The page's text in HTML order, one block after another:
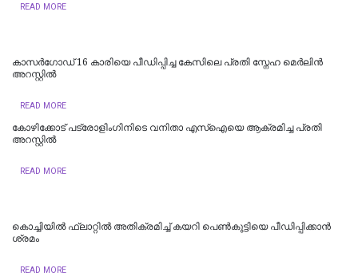
READ MORE
കാസർഗോഡ് 16 കാരിയെ പീഡിപ്പിച്ച കേസിലെ പ്രതി സ്നേഹ മെർലിൻ
അറസ്റ്റിൽ
READ MORE
കോഴിക്കോട് പട്രോളിംഗിനിടെ വനിതാ എസ്ഐയെ ആക്രമിച്ച പ്രതി
അറസ്റ്റിൽ
READ MORE
കൊച്ചിയില്‍ ഫ്ലാറ്റിൽ അതിക്രമിച്ച് കയറി പെൺകുട്ടിയെ പീഡിപ്പിക്കാൻ
ശ്രമം
READ MORE